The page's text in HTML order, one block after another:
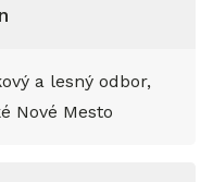
a lesný odbor,
Nové Mesto